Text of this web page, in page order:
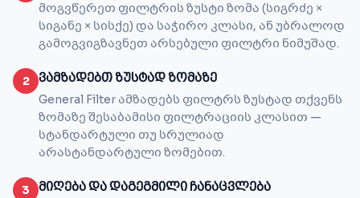
მოგვწერეთ ფილტრის ზუსტი ზომა (სიგრძე ×
სიგანე × სისქე) და საჭირო კლასი, ან უბრალოდ
გამოგვიგზავნეთ არსებული ფილტრი ნიმუშად.
2 ვამზადებთ ზუსტად ზომაზე
General Filter ამზადებს ფილტრს ზუსტად თქვენს
ზომაზე შესაბამისი ფილტრაციის კლასით —
სტანდარტული თუ სრულიად
არასტანდარტული ზომებით.
3 მიღება და დაგეგმილი ჩანაცვლება